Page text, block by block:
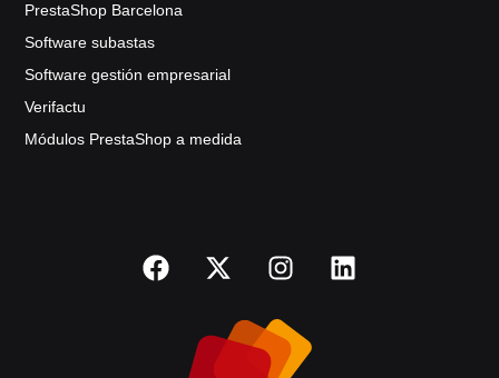
PrestaShop Barcelona
Software subastas
Software gestión empresarial
Verifactu
Módulos PrestaShop a medida